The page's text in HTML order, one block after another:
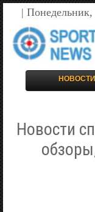
| Понедельник,
НОВОСТИ
Новости